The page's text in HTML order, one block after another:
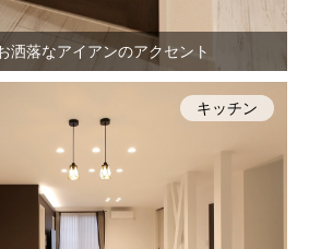
洒落なアイアンのアクセント
キッチン